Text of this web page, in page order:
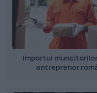
Importul
antreprenor